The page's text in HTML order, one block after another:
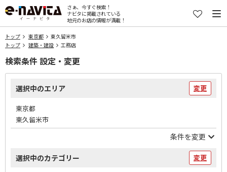
さぁ、今すぐ検索！
ナビタに掲載されている
地元のお店の情報が満載！
トップ 東京都
東久留米市
トップ
建築・建設 工務店
検索条件 設定・変更
選択中のエリア 変更
東京都
東久留米市
条件を変更
選択中のカテゴリー 変更